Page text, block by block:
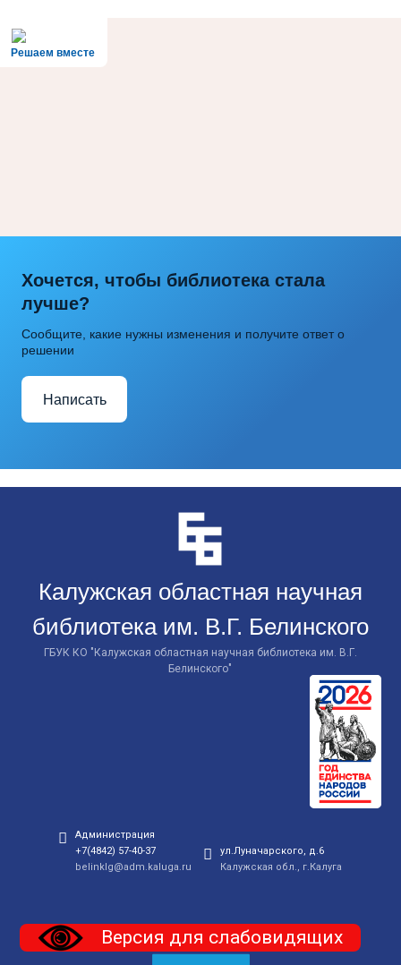
Решаем вместе
Хочется, чтобы библиотека стала
лучше?
Сообщите, какие нужны изменения и получите ответ о
решении
Написать
Калужская областная научная
библиотека им. В.Г. Белинского
ГБУК КО "Калужская областная научная библиотека им. В.Г.
Белинского"
Администрация
+7(4842) 57-40-37
belinklg@adm.kaluga.ru
ул.Луначарского, д.6
Калужская обл., г.Калуга
Версия для слабовидящих